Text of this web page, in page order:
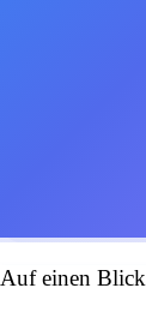
Auf einen Blick